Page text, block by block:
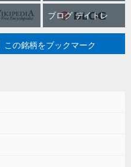
ブログ デイトレ
この銘柄をブックマーク